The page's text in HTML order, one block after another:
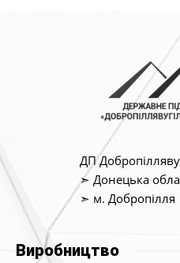
ДП
➣ Донецька
➣ м. Добропілля
Виробництво